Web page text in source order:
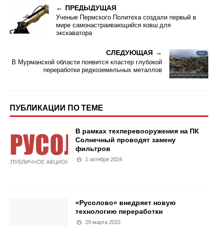
ПРЕДЫДУЩАЯ
Ученые Пермского Политеха создали первый в
мире самонастраивающийся ковш для
экскаватора
СЛЕДУЮЩАЯ
В Мурманской области появится кластер глубокой
переработки редкоземельных металлов
ПУБЛИКАЦИИ ПО ТЕМЕ
В рамках техперевооружения на ПК
Солнечный проводят замену
фильтров
1 октября 2024
«Русолово» внедряет новую
технологию переработки
29 марта 2022